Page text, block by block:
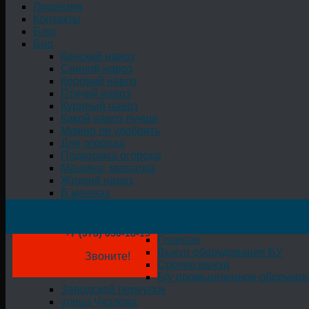
Лицензия
Контакты
Блог
Био
Конский навоз
Свиной навоз
Коровий навоз
Птичий навоз
Куриный навоз
Какой навоз лучше
Можно ли удобрять
Для огорода
Подкормка огорода
Машина, мешалка
Жидкий навоз
В мешках
+7 (978) 050-18-19
Звоните!
Главная
Выкуп оборудования БУ
Срочно выкуп
Б/у промышленное
Заводской переулок
улица Чкалова